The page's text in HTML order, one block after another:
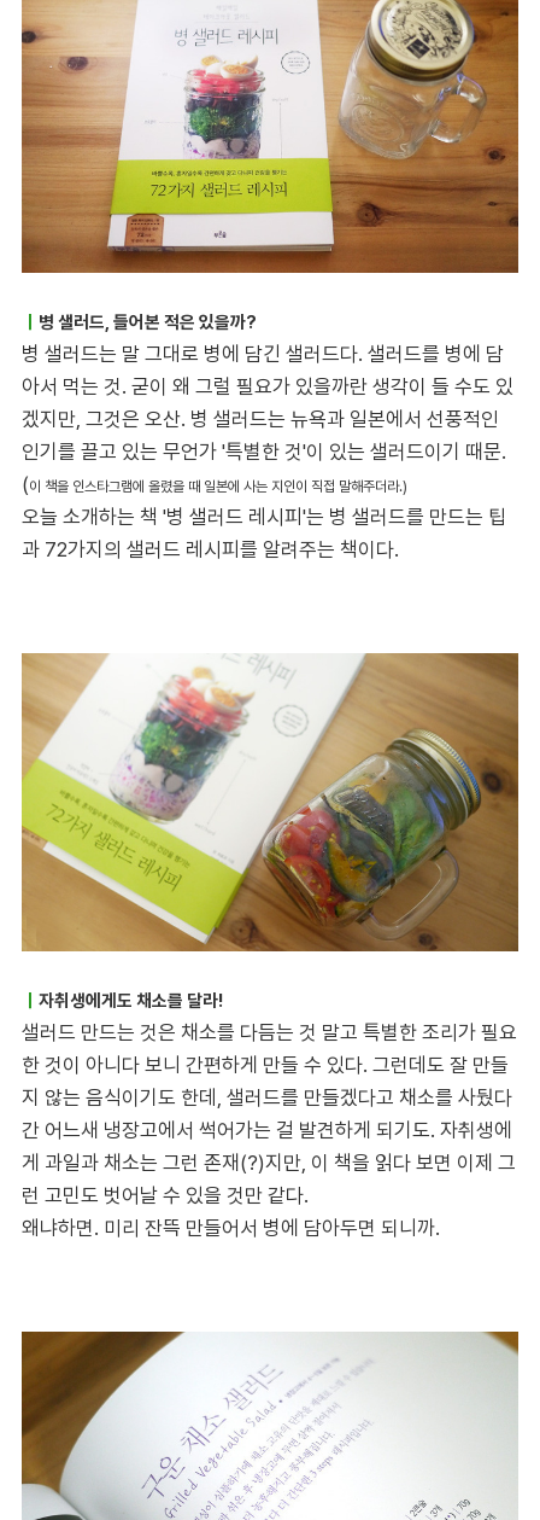
병 샐러드, 들어본 적은 있을까?
병 샐러드는 말 그대로 병에 담긴 샐러드다. 샐러드를 병에 담
아서 먹는 것. 굳이 왜 그럴 필요가 있을까란 생각이 들 수도 있
겠지만, 그것은 오산. 병 샐러드는 뉴욕과 일본에서 선풍적인
인기를 끌고 있는 무언가 '특별한 것'이 있는 샐러드이기 때문.
(이 책을 인스타그램에 올렸을 때 일본에 사는 지인이 직접 말해주더라.)
오늘 소개하는 책 '병 샐러드 레시피'는 병 샐러드를 만드는 팁
과 72가지의 샐러드 레시피를 알려주는 책이다.
자취생에게도 채소를 달라!
샐러드 만드는 것은 채소를 다듬는 것 말고 특별한 조리가 필요
한 것이 아니다 보니 간편하게 만들 수 있다. 그런데도 잘 만들
지 않는 음식이기도 한데, 샐러드를 만들겠다고 채소를 사뒀다
간 어느새 냉장고에서 썩어가는 걸 발견하게 되기도. 자취생에
게 과일과 채소는 그런 존재(?)지만, 이 책을 읽다 보면 이제 그
런 고민도 벗어날 수 있을 것만 같다.
왜냐하면. 미리 잔뜩 만들어서 병에 담아두면 되니까.